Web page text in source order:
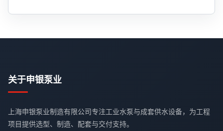
关于申银泵业
上海申银泵业制造有限公司专注工业水泵与成套供水设备，为工程
项目提供选型、制造、配套与交付支持。